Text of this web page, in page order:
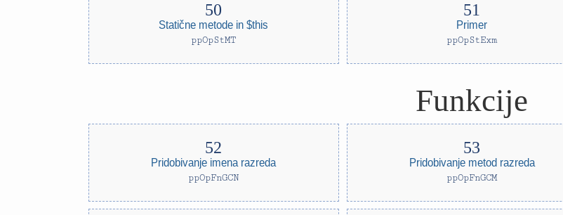
Statične metode in $this
ppOpStMT
Primer
ppOpStExm
Funkcije
Pridobivanje imena razreda
ppOpFnGCN
Pridobivanje metod razreda
ppOpFnGCM